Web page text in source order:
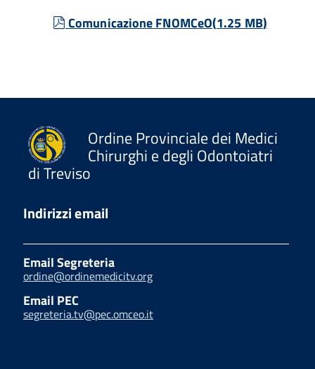
pdf
Comunicazione FNOMCeO(1.25 MB)
Ordine Provinciale dei Medici
Chirurghi e degli Odontoiatri
di Treviso
Indirizzi email
Email Segreteria
ordine@ordinemedicitv.org
Email PEC
segreteria.tv@pec.omceo.it